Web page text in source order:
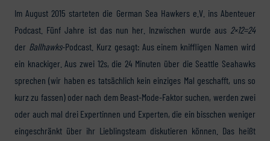
Im August 2015 starteten die German Sea Hawkers e.V. ins Abenteuer
Podcast. Fünf Jahre ist das nun her. Inzwischen wurde aus 2×12=24
der Ballhawks-Podcast. Kurz gesagt: Aus einem kniffligen Namen wird
ein knackiger. Aus zwei 12s, die 24 Minuten über die Seattle Seahawks
sprechen (wir haben es tatsächlich kein einziges Mal geschafft, uns so
kurz zu fassen) oder nach dem Beast-Mode-Faktor suchen, werden zwei
oder auch mal drei Expertinnen und Experten, die ein bisschen weniger
eingeschränkt über ihr Lieblingsteam diskutieren können. Das heißt